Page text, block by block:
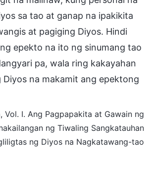
sa tao at ganap na ipakikita
at pagiging Diyos. Hindi
epekto na ito ng sinumang tao
pa, wala ring kakayahan
Diyos na makamit ang epektong
I. Ang Pagpapakita at Gawain ng
ng Tiwaling Sangkatauhan
ng Diyos na Nagkatawang-tao